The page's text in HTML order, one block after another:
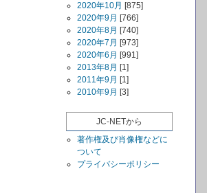
2020年10月 [875]
2020年9月 [766]
2020年8月 [740]
2020年7月 [973]
2020年6月 [991]
2013年8月 [1]
2011年9月 [1]
2010年9月 [3]
JC-NETから
著作権及び肖像権などに
ついて
プライバシーポリシー